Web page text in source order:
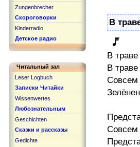
В
В траве
В траве
Совсем
Совсем
Zungenbrecher
Скороговорки
Kinderradio
Детское радио
Читальный зал
Leser Logbuch
Записки Читайки
Wissenwertes
Любознательным
Geschichten
Сказки и рассказы
Gedichte